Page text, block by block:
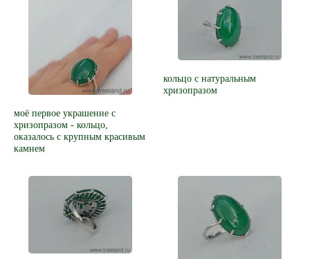
моё первое украшение с
хризопразом - кольцо,
оказалось с крупным красивым
камнем
кольцо с натуральным
хризопразом